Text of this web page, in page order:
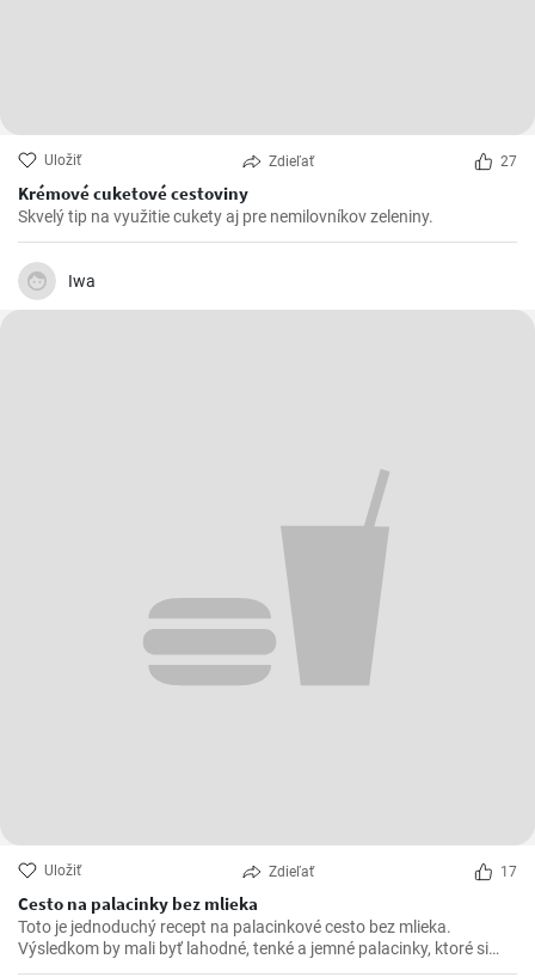
Uložiť Zdieľať 27
Krémové cuketové cestoviny
Skvelý tip na využitie cukety aj pre nemilovníkov zeleniny.
Iwa
Uložiť Zdieľať 17
Cesto na palacinky bez mlieka
Toto je jednoduchý recept na palacinkové cesto bez mlieka.
Výsledkom by mali byť lahodné, tenké a jemné palacinky, ktoré si
pripravíte bez použitia mlieka.